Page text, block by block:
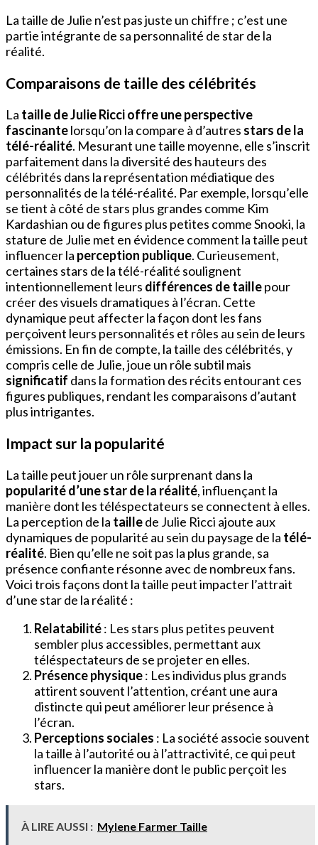
La taille de Julie n’est pas juste un chiffre ; c’est une
partie intégrante de sa personnalité de star de la
réalité.
Comparaisons de taille des célébrités
La taille de Julie Ricci offre une perspective
fascinantelorsqu’on la compare à d’autres stars de la
télé-réalité. Mesurant une taille moyenne, elle s’inscrit
parfaitement dans la diversité des hauteurs des
célébrités dans la représentation médiatique des
personnalités de la télé-réalité. Par exemple, lorsqu’elle
se tient à côté de stars plus grandes comme Kim
Kardashian ou de figures plus petites comme Snooki, la
stature de Julie met en évidence comment la taille peut
influencer la perception publique. Curieusement,
certaines stars de la télé-réalité soulignent
intentionnellement leurs différences de taillepour
créer des visuels dramatiques à l’écran. Cette
dynamique peut affecter la façon dont les fans
perçoivent leurs personnalités et rôles au sein de leurs
émissions. En fin de compte, la taille des célébrités, y
compris celle de Julie, joue un rôle subtil mais
significatif dans la formation des récits entourant ces
figures publiques, rendant les comparaisons d’autant
plus intrigantes.
Impact sur la popularité
La taille peut jouer un rôle surprenant dans la
popularité d’une star de la réalité, influençant la
manière dont les téléspectateurs se connectent à elles.
La perception de la taillede Julie Ricci ajoute aux
dynamiques de popularité au sein du paysage de la télé-
réalité. Bien qu’elle ne soit pas la plus grande, sa
présence confiante résonne avec de nombreux fans.
Voici trois façons dont la taille peut impacter l’attrait
d’une star de la réalité :
Relatabilité: Les stars plus petites peuvent
sembler plus accessibles, permettant aux
téléspectateurs de se projeter en elles.
Présence physique: Les individus plus grands
attirent souvent l’attention, créant une aura
distincte qui peut améliorer leur présence à
l’écran.
Perceptions sociales : La société associe souvent
la taille à l’autorité ou à l’attractivité, ce qui peut
influencer la manière dont le public perçoit les
stars.
À LIRE AUSSI : Mylene Farmer Taille